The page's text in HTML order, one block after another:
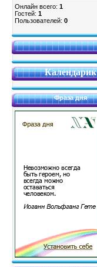
Онлайн всего: 1
Гостей: 1
Пользователей: 0
Календарик
Фраза дня